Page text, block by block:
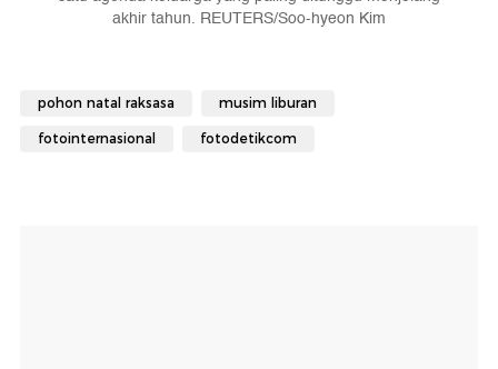
akhir tahun. REUTERS/Soo-hyeon Kim
pohon natal raksasa musim liburan
fotointernasional fotodetikcom